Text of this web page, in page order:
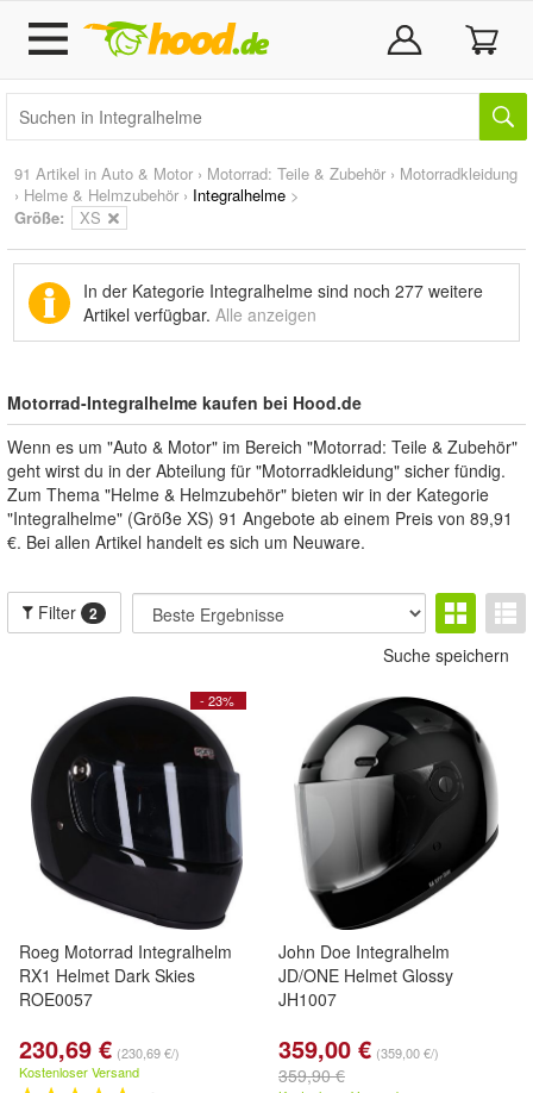
91 Artikel in Auto & Motor › Motorrad: Teile & Zubehör › Motorradkleidung
› Helme & Helmzubehör › Integralhelme >
Größe:
XS
In der Kategorie Integralhelme sind noch 277 weitere
Artikel verfügbar. Alle anzeigen
Motorrad-Integralhelme kaufen bei Hood.de
Wenn es um "Auto & Motor" im Bereich "Motorrad: Teile & Zubehör"
geht wirst du in der Abteilung für "Motorradkleidung" sicher fündig.
Zum Thema "Helme & Helmzubehör" bieten wir in der Kategorie
"Integralhelme" (Größe XS) 91 Angebote ab einem Preis von 89,91
€. Bei allen Artikel handelt es sich um Neuware.
Filter 2
Suche speichern
- 23%
Roeg Motorrad Integralhelm
RX1 Helmet Dark Skies
ROE0057
230,69 € (230,69 €/)
Kostenloser Versand
John Doe Integralhelm
JD/ONE Helmet Glossy
JH1007
359,00 € (359,00 €/)
359,90 €